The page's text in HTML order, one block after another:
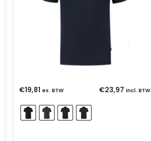
€19,81 ex. BTW €23,97 incl. BTW